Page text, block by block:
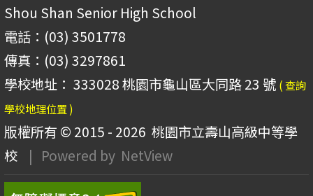
Shou Shan Senior High School
電話：(03) 3501778
傳真：(03) 3297861
學校地址： 333028 桃園市龜山區大同路 23 號 ( 查詢
學校地理位置 )
版權所有 © 2015 - 2026 桃園市立壽山高級中等學
校
| Powered by NetView